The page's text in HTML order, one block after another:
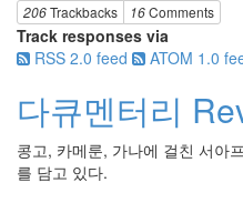
206Trackbacks 16Comments
Track responses via
RSS 2.0 feed
ATOM 1.0
다큐멘터리
콩고, 카메룬, 가나에 걸친 서아
를 담고 있다.